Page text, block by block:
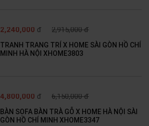
2,240,000 đ 2,915,000 đ
TRANH TRANG TRÍ X HOME SÀI GÒN HỒ CHÍ
MINH HÀ NỘI XHOME3803
4,800,000 đ 6,150,000 đ
BÀN SOFA BÀN TRÀ GỖ X HOME HÀ NỘI SÀI
GÒN HỒ CHÍ MINH XHOME3347